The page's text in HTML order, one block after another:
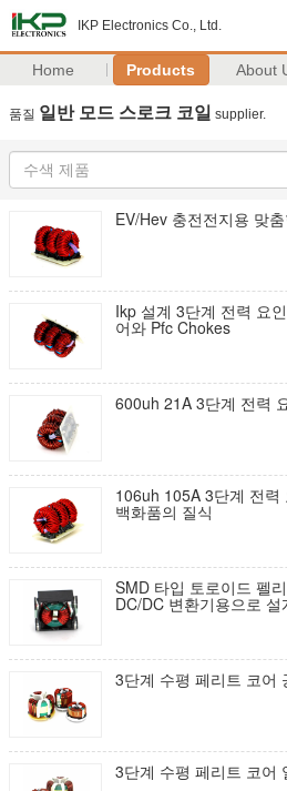
IKP Electronics Co., Ltd.
Home Products About
품질 일반 모드 스로크 코일 supplier.
EV/Hev 충전전지용 맞
Ikp 설계 3단계 전력 요
어와 Pfc Chokes
600uh 21A 3단계 전력
106uh 105A 3단계 전
백화품의 질식
SMD 타입 토로이드 펠
DC/DC 변환기용으로 설
3단계 수평 페리트 코어
3단계 수평 페리트 코어